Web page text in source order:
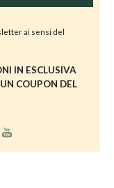
ai sensi del
IN ESCLUSIVA
COUPON DEL